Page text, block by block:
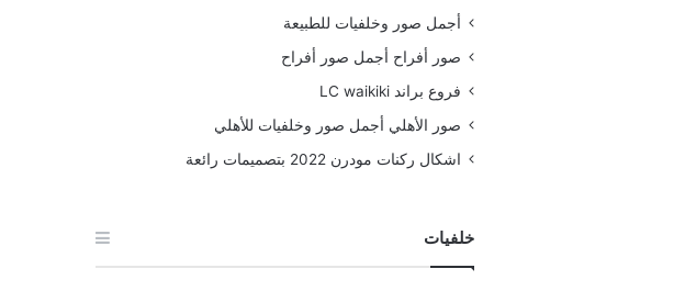
أجمل صور وخلفيات للطبيعة
صور أفراح أجمل صور أفراح
فروع براند LC waikiki
صور الأهلي أجمل صور وخلفيات للأهلي
اشكال ركنات مودرن 2022 بتصميمات رائعة
خلفيات